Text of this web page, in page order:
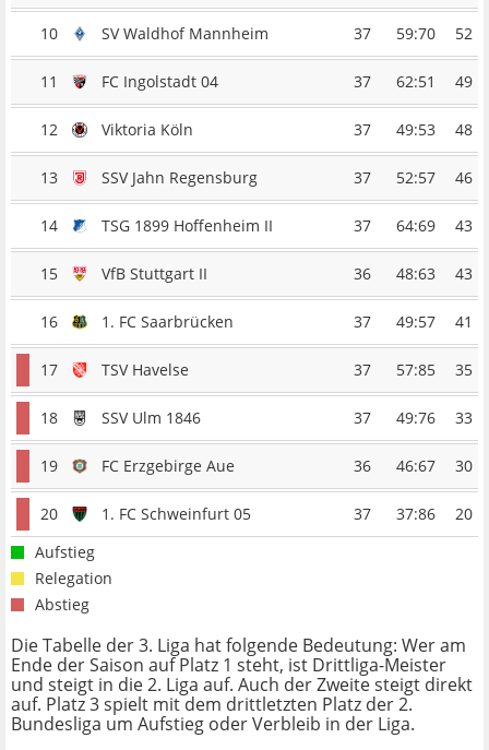
10 SV Waldhof Mannheim 37 59:70 52
11 FC Ingolstadt 04 37 62:51 49
12 Viktoria Köln 37 49:53 48
13 SSV Jahn Regensburg 37 52:57 46
14 TSG 1899 Hoffenheim II 37 64:69 43
15 VfB Stuttgart II 36 48:63 43
16 1. FC Saarbrücken 37 49:57 41
17 TSV Havelse 37 57:85 35
18 SSV Ulm 1846 37 49:76 33
19 FC Erzgebirge Aue 36 46:67 30
20 1. FC Schweinfurt 05 37 37:86
20
Aufstieg
Relegation
Abstieg
Die Tabelle der 3. Liga hat folgende Bedeutung: Wer am
Ende der Saison auf Platz 1 steht, ist Drittliga-Meister
und steigt in die 2. Liga auf. Auch der Zweite steigt direkt
auf. Platz 3 spielt mit dem drittletzten Platz der 2.
Bundesliga um Aufstieg oder Verbleib in der Liga.